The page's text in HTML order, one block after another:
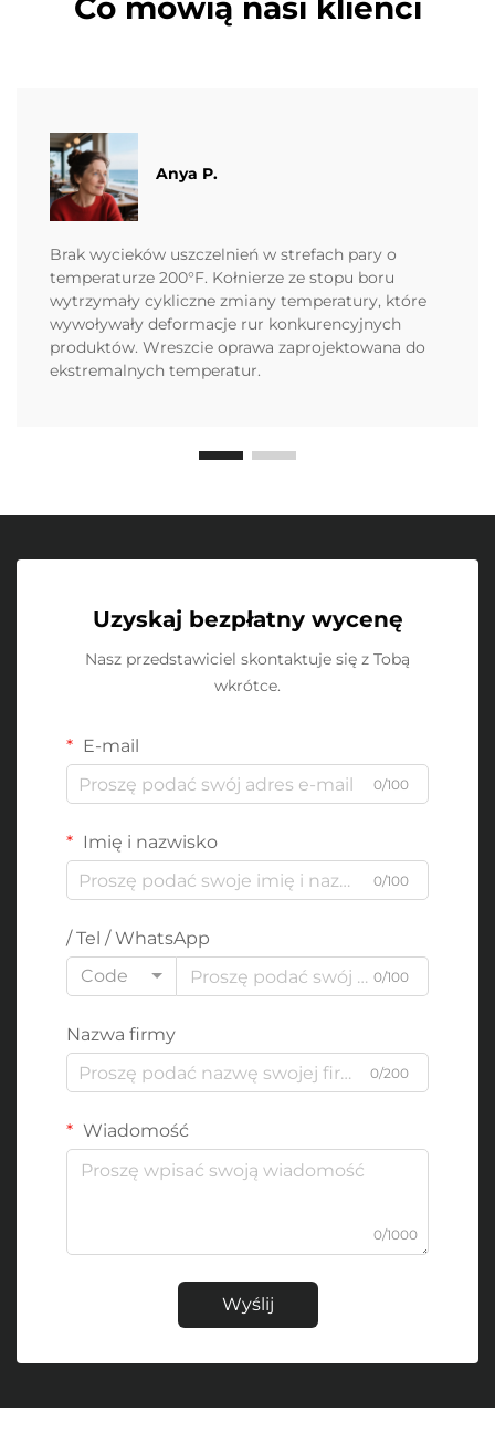
Co mówią nasi klienci
Anya P.
Brak wycieków uszczelnień w strefach pary o
temperaturze 200°F. Kołnierze ze stopu boru
wytrzymały cykliczne zmiany temperatury, które
wywoływały deformacje rur konkurencyjnych
produktów. Wreszcie oprawa zaprojektowana do
ekstremalnych temperatur.
Uzyskaj bezpłatny wycenę
Nasz przedstawiciel skontaktuje się z Tobą
wkrótce.
E-mail
0/100
Imię i nazwisko
0/100
/ Tel / WhatsApp
Code
0/100
Nazwa firmy
0/200
Wiadomość
0/1000
Wyślij